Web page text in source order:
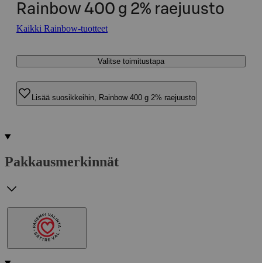
Rainbow 400 g 2% raejuusto
Kaikki Rainbow-tuotteet
Valitse toimitustapa
Lisää suosikkeihin, Rainbow 400 g 2% raejuusto
Pakkausmerkinnät